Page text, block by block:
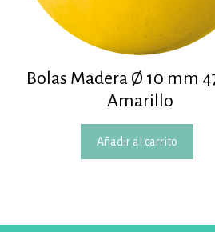
Bolas Madera Ø 10 mm
Amarillo
Añadir al carrito